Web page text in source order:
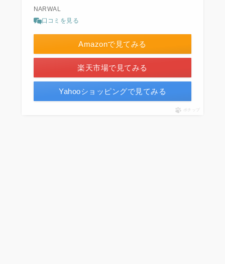
NARWAL
口コミを見る
Amazonで見てみる
楽天市場で見てみる
Yahooショッピングで見てみる
ポチップ